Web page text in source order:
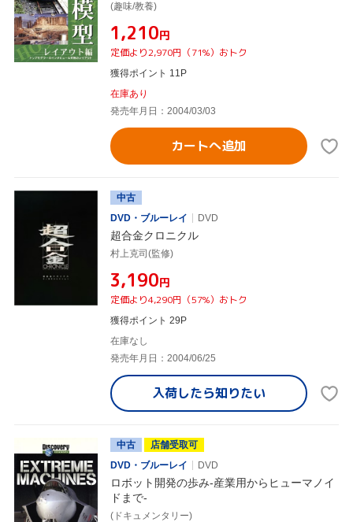
(趣味/教養)
¥1,210円
定価より2,970円（71%）おトク
獲得ポイント 11P
在庫あり
発売年月日：2004/03/03
カートへ追加
中古
DVD・ブルーレイ
DVD
超合金クロニクル
村上克司(監修)
¥3,190円
定価より4,290円（57%）おトク
獲得ポイント 29P
在庫なし
発売年月日：2004/06/25
入荷したら知りたい
中古
店舗受取可
DVD・ブルーレイ
DVD
ロボット開発の歩み-産業用からヒューマノイ
ドまで-
(ドキュメンタリー)